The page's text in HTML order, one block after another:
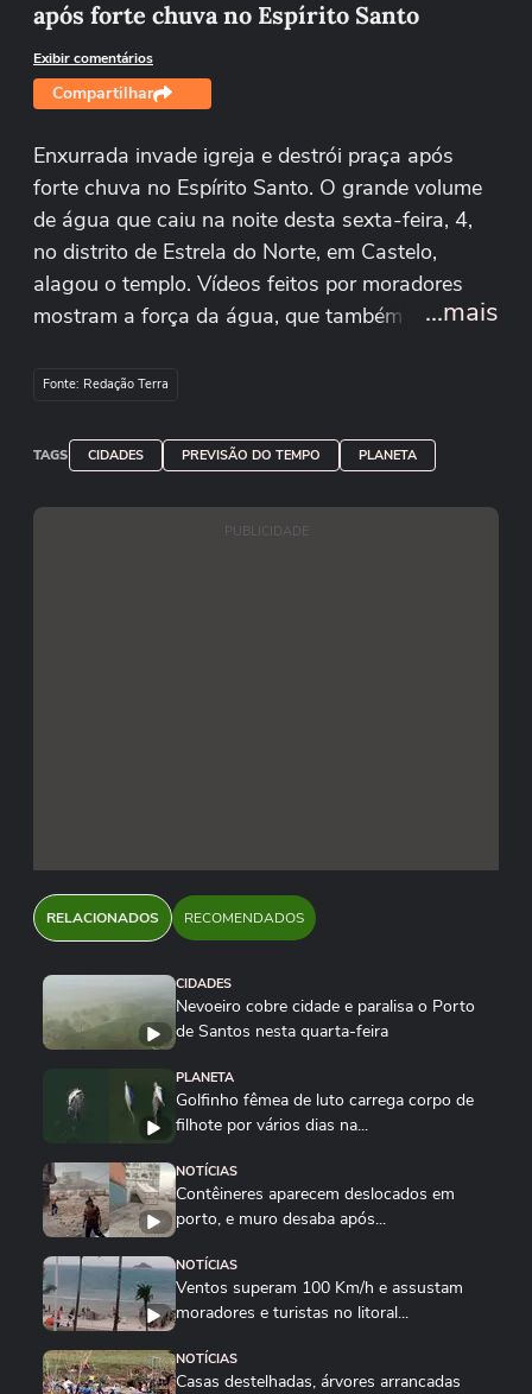
após forte chuva no Espírito Santo
Exibir comentários
Compartilhar
Enxurrada invade igreja e destrói praça após
forte chuva no Espírito Santo. O grande volume
de água que caiu na noite desta sexta-feira, 4,
no distrito de Estrela do Norte, em Castelo,
alagou o templo. Vídeos feitos por moradores
mostram a força da água, que também deixou
Santa Clara. O Espírito Santo está sob alerta
chuvas fortes com a frente fria na chegada do
Outono. Reprodução/Jonas Pereira
Bugue/Facebook Reprodução/Rogério
...mais
Fonte: Redação Terra
TAGS CIDADES PREVISÃO DO TEMPO PLANETA
PUBLICIDADE
RELACIONADOS RECOMENDADOS
CIDADES
Nevoeiro cobre cidade e paralisa o Porto
de Santos nesta quarta-feira
PLANETA
Golfinho fêmea de luto carrega corpo de
filhote por vários dias na...
NOTÍCIAS
Contêineres aparecem deslocados em
porto, e muro desaba após...
NOTÍCIAS
Ventos superam 100 Km/h e assustam
moradores e turistas no litoral...
NOTÍCIAS
Casas destelhadas, árvores arrancadas